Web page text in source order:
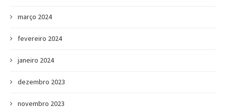
março 2024
fevereiro 2024
janeiro 2024
dezembro 2023
novembro 2023